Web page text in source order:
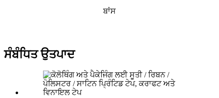
ਬਾਂਸ
ਸੰਬੰਧਿਤ ਉਤਪਾਦ